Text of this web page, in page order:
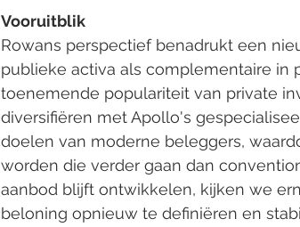
Vooruitblik
Rowans perspectief benadrukt een
publieke activa als complementaire in
toenemende populariteit van private
diversifiëren met Apollo's
doelen van moderne beleggers,
worden die verder gaan dan
aanbod blijft ontwikkelen, kijken we
beloning opnieuw te definiëren en